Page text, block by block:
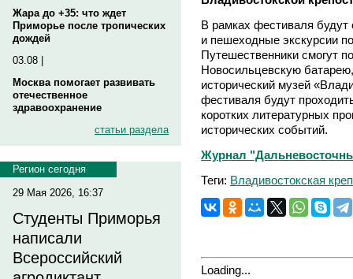
Жара до +35: что ждет
Приморье после тропических
дождей
03.08 |
Москва помогает развивать
отечественное
здравоохранение
статьи раздела
Регион сегодня
29 Мая 2026, 16:37
Студенты Приморья
написали
Всероссийский
В рамках фестиваля будут
и пешеходные экскурсии
Путешественники смогут
Новосильцевскую
исторический музей
фестиваля будут
коротких литературных
исторических событий.
Журнал
Теги: Владивостокская
Loading...